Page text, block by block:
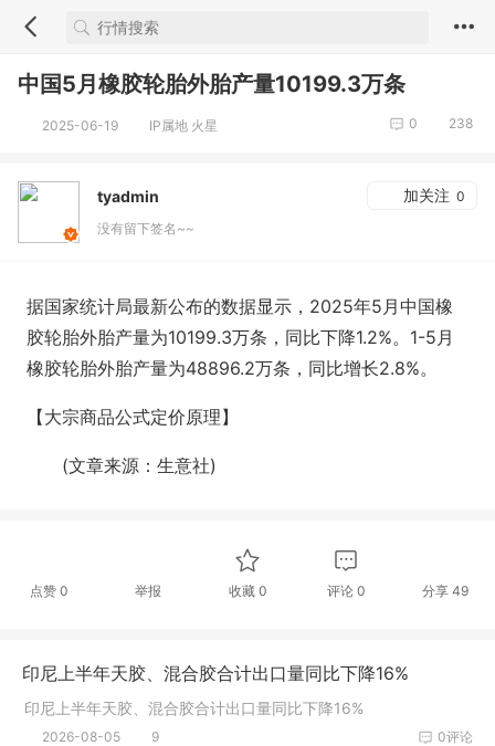
中国5月橡胶轮胎外胎产量10199.3万条
2025-06-19 IP属地 火星 238
0
tyadmin 加关注 0
没有留下签名~~
据国家统计局最新公布的数据显示，2025年5月中国橡
胶轮胎外胎产量为10199.3万条，同比下降1.2%。1-5月
橡胶轮胎外胎产量为48896.2万条，同比增长2.8%。
【大宗商品公式定价原理】
(文章来源：生意社)
点赞0 举报 收藏 0 评论0 分享49
印尼上半年天胶、混合胶合计出口量同比下降16%
印尼上半年天胶、混合胶合计出口量同比下降16%
0评论
2026-08-05 9